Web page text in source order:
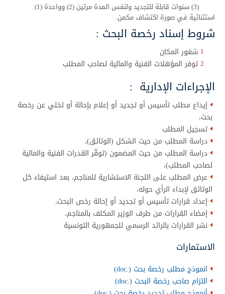
(3) سنوات قابلة للتجديد ولنفس المدة مرتين (2) وواحدة (1)
استثنائية في صورة اكتشاف مكمن.
شروط إسناد رخصة البحث :
شغور المكان
توفر المؤهلات الفنية والمالية لصاحب المطلب
الإجراءات الإدارية :
إيداع مطلب تأسيس أو تجديد أو إعلام بإحالة أو تخلي عن رخصة
بحث،
تسجيل المطلب
دراسة المطلب من حيث الشكل (الوثائق)،
دراسة المطلب من حيث المضمون (توفّر القدرات الفنية والمالية
لصاحب المطلب)،
عرض المطلب على اللجنة الاستشارية للمناجم، بعد استيفاء كل
الوثائق لإبداء الرأي حوله،
إعداد قرارات تأسيس أو تجديد أو إحالة رخص البحث،
إمضاء القرارات من طرف الوزير المكلف بالمناجم،
نشر القرارات بالرائد الرسمي للجمهورية التونسية
الاستمارات
انموذج مطلب رخصة بحث (.doc)
التزام صاحب رخصة البحث (.doc)